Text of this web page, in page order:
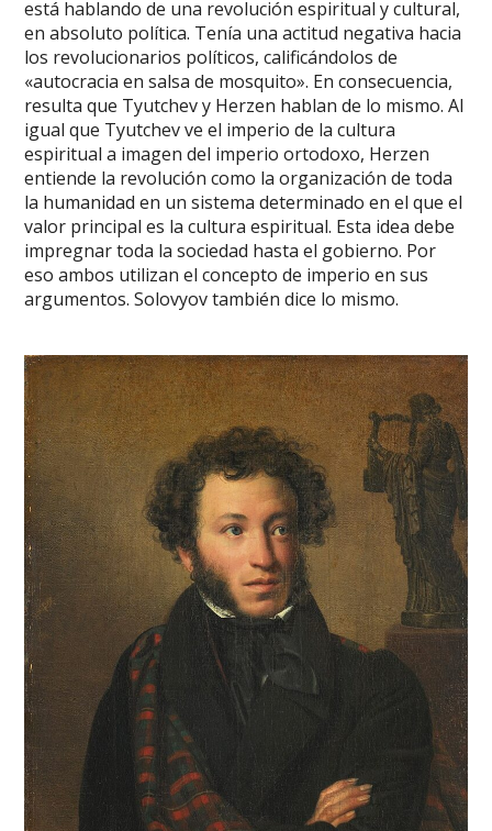
está hablando de una revolución espiritual y cultural,
en absoluto política. Tenía una actitud negativa hacia
los revolucionarios políticos, calificándolos de
«autocracia en salsa de mosquito». En consecuencia,
resulta que Tyutchev y Herzen hablan de lo mismo. Al
igual que Tyutchev ve el imperio de la cultura
espiritual a imagen del imperio ortodoxo, Herzen
entiende la revolución como la organización de toda
la humanidad en un sistema determinado en el que el
valor principal es la cultura espiritual. Esta idea debe
impregnar toda la sociedad hasta el gobierno. Por
eso ambos utilizan el concepto de imperio en sus
argumentos. Solovyov también dice lo mismo.